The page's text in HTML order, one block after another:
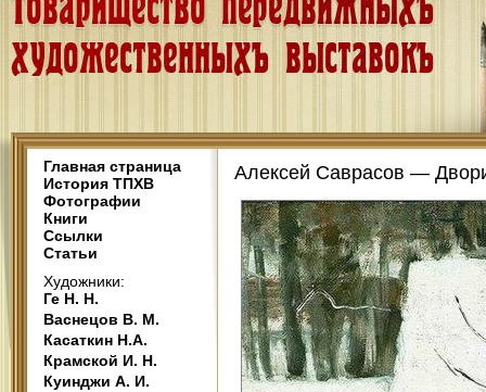
Главная страница
История ТПХВ
Фотографии
Книги
Ссылки
Статьи
Художники:
Ге Н. Н.
Васнецов В. М.
Касаткин Н.А.
Крамской И. Н.
Куинджи А. И.
Алексей Саврасов —